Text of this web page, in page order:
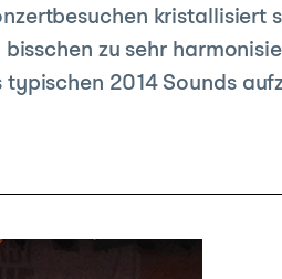
zu sehr
2014 Sounds